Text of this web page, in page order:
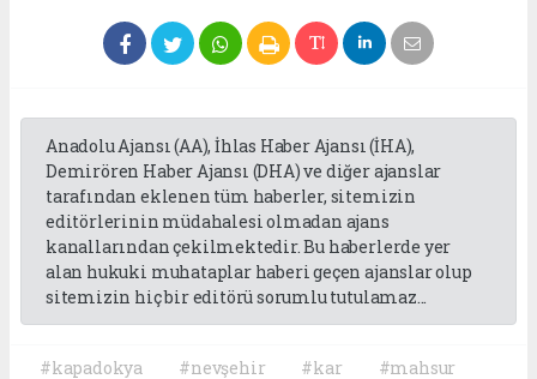
Anadolu Ajansı (AA), İhlas Haber Ajansı (İHA),
Demirören Haber Ajansı (DHA) ve diğer ajanslar
tarafından eklenen tüm haberler, sitemizin
editörlerinin müdahalesi olmadan ajans
kanallarından çekilmektedir. Bu haberlerde yer
alan hukuki muhataplar haberi geçen ajanslar olup
sitemizin hiç bir editörü sorumlu tutulamaz...
#kapadokya #nevşehir #kar
#mahsur